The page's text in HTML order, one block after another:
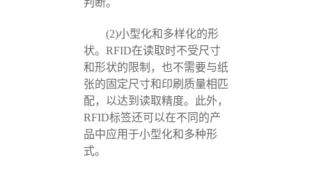
(2)小型化和多样化的形
状。RFID在读取时不受尺寸
和形状的限制，也不需要与纸
张的固定尺寸和印刷质量相匹
配，以达到读取精度。此外，
RFID标签还可以在不同的产
品中应用于小型化和多种形
式。